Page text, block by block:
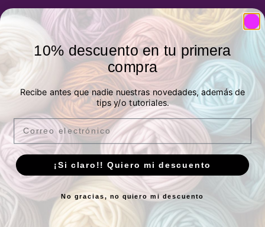
Tienda física
P.º de los Artilleros, 21 Posterior, Local 1,
Vicálvaro, 28032 Madrid, España -Ver
ubicación
Horario
Lunes a Viernes:10.00 a 13.30h y 17.00 a
20.00h
Sábados:
10.00 a 14.00h
10% descuento en tu primera
compra
Recibe antes que nadie nuestras novedades, además de
tips y/o tutoriales.
Email
¡Si claro!! Quiero mi descuento
No gracias, no quiero mi descuento